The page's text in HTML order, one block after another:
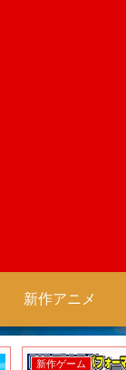
新作アニメ
新作ゲーム